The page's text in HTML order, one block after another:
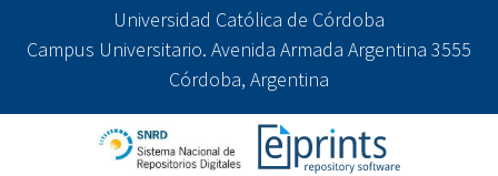
Universidad Católica de Córdoba
Campus Universitario. Avenida Armada Argentina 3555
Córdoba, Argentina